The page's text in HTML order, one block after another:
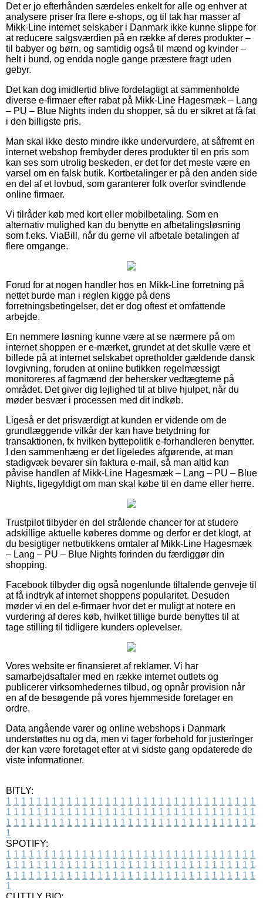
Det er jo efterhånden særdeles enkelt for alle og enhver at
analysere priser fra flere e-shops, og til tak har masser af
Mikk-Line internet selskaber i Danmark ikke kunne slippe for
at reducere salgsværdien på en række af deres produkter –
til babyer og børn, og samtidig også til mænd og kvinder –
helt i bund, og endda nogle gange præstere fragt uden
gebyr.
Det kan dog imidlertid blive fordelagtigt at sammenholde
diverse e-firmaer efter rabat på Mikk-Line Hagesmæk – Lang
– PU – Blue Nights inden du shopper, så du er sikret at få fat
i den billigste pris.
Man skal ikke desto mindre ikke undervurdere, at såfremt en
internet webshop frembyder deres produkter til en pris som
kan ses som utrolig beskeden, er det for det meste være en
varsel om en falsk butik. Kortbetalinger er på den anden side
en del af et lovbud, som garanterer folk overfor svindlende
online firmaer.
Vi tilråder køb med kort eller mobilbetaling. Som en
alternativ mulighed kan du benytte en afbetalingsløsning
som f.eks. ViaBill, når du gerne vil afbetale betalingen af
flere omgange.
Forud for at nogen handler hos en Mikk-Line forretning på
nettet burde man i reglen kigge på dens
forretningsbetingelser, det er dog oftest et omfattende
arbejde.
En nemmere løsning kunne være at se nærmere på om
internet shoppen er e-mærket, grundet at det skulle være et
billede på at internet selskabet opretholder gældende dansk
lovgivning, foruden at online butikken regelmæssigt
monitoreres af fagmænd der behersker vedtægterne på
området. Det giver dig lejlighed til at blive hjulpet, når du
møder besvær i processen med dit indkøb.
Ligeså er det prisværdigt at kunden er vidende om de
grundlæggende vilkår der kan have betydning for
transaktionen, fx hvilken byttepolitik e-forhandleren benytter.
I den sammenhæng er det ligeledes afgørende, at man
stadigvæk bevarer sin faktura e-mail, så man altid kan
påvise handlen af Mikk-Line Hagesmæk – Lang – PU – Blue
Nights, ligegyldigt om man skal købe til en dame eller herre.
Trustpilot tilbyder en del strålende chancer for at studere
adskillige aktuelle køberes domme og derfor er det klogt, at
du besigtiger netbutikkens omtaler af Mikk-Line Hagesmæk
– Lang – PU – Blue Nights forinden du færdiggør din
shopping.
Facebook tilbyder dig også nogenlunde tiltalende genveje til
at få indtryk af internet shoppens popularitet. Desuden
møder vi en del e-firmaer hvor det er muligt at notere en
vurdering af deres køb, hvilket tillige burde benyttes til at
tage stilling til tidligere kunders oplevelser.
Vores website er finansieret af reklamer. Vi har
samarbejdsaftaler med en række internet outlets og
publicerer virksomhedernes tilbud, og opnår provision når
en af de besøgende på vores hjemmeside foretager en
ordre.
Data angående varer og online webshops i Danmark
understøttes nu og da, men vi tager forbehold for justeringer
der kan være foretaget efter at vi sidste gang opdaterede de
viste informationer.
BITLY:
1 1 1 1 1 1 1 1 1 1 1 1 1 1 1 1 1 1 1 1 1 1 1 1 1 1 1 1 1 1 1 1 1
1 1 1 1 1 1 1 1 1 1 1 1 1 1 1 1 1 1 1 1 1 1 1 1 1 1 1 1 1 1 1 1 1
1 1 1 1 1 1 1 1 1 1 1 1 1 1 1 1 1 1 1 1 1 1 1 1 1 1 1 1 1 1 1 1 1
1
SPOTIFY:
1 1 1 1 1 1 1 1 1 1 1 1 1 1 1 1 1 1 1 1 1 1 1 1 1 1 1 1 1 1 1 1 1
1 1 1 1 1 1 1 1 1 1 1 1 1 1 1 1 1 1 1 1 1 1 1 1 1 1 1 1 1 1 1 1 1
1 1 1 1 1 1 1 1 1 1 1 1 1 1 1 1 1 1 1 1 1 1 1 1 1 1 1 1 1 1 1 1 1
1